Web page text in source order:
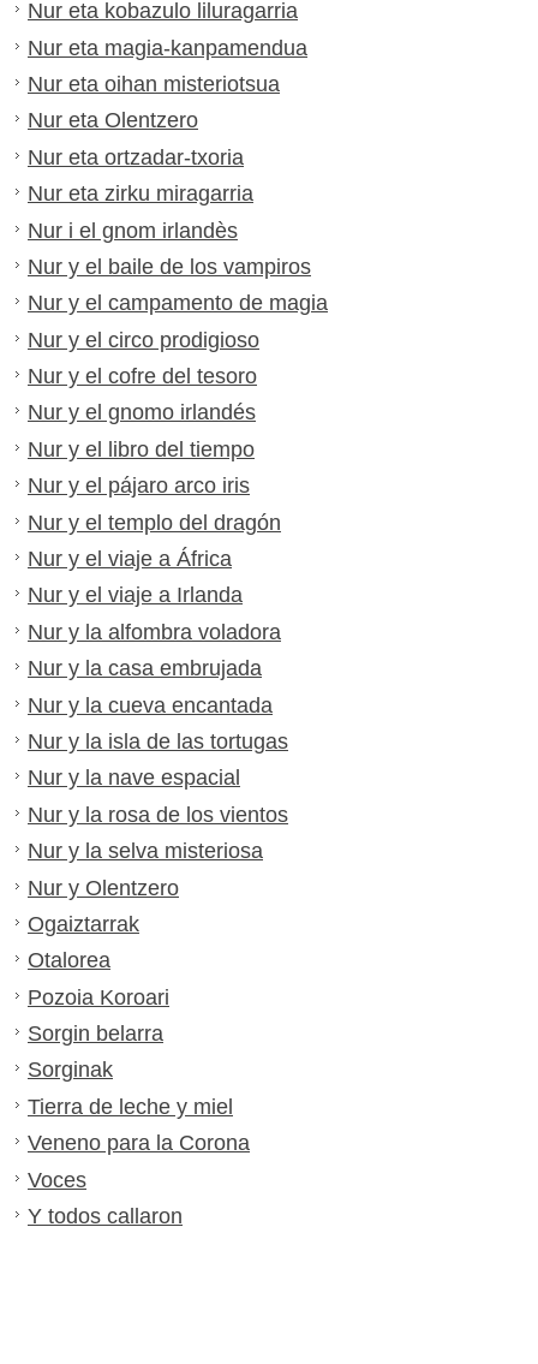
Nur eta kobazulo liluragarria
Nur eta magia-kanpamendua
Nur eta oihan misteriotsua
Nur eta Olentzero
Nur eta ortzadar-txoria
Nur eta zirku miragarria
Nur i el gnom irlandès
Nur y el baile de los vampiros
Nur y el campamento de magia
Nur y el circo prodigioso
Nur y el cofre del tesoro
Nur y el gnomo irlandés
Nur y el libro del tiempo
Nur y el pájaro arco iris
Nur y el templo del dragón
Nur y el viaje a África
Nur y el viaje a Irlanda
Nur y la alfombra voladora
Nur y la casa embrujada
Nur y la cueva encantada
Nur y la isla de las tortugas
Nur y la nave espacial
Nur y la rosa de los vientos
Nur y la selva misteriosa
Nur y Olentzero
Ogaiztarrak
Otalorea
Pozoia Koroari
Sorgin belarra
Sorginak
Tierra de leche y miel
Veneno para la Corona
Voces
Y todos callaron